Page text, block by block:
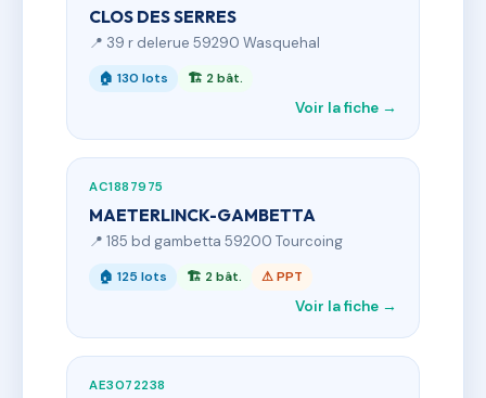
CLOS DES SERRES
📍 39 r delerue 59290 Wasquehal
🏠 130 lots 🏗 2 bât.
Voir la fiche →
AC1887975
MAETERLINCK-GAMBETTA
📍 185 bd gambetta 59200 Tourcoing
🏠 125 lots 🏗 2 bât. ⚠ PPT
Voir la fiche →
AE3072238